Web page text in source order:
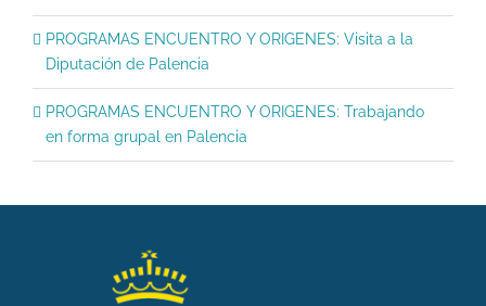
PROGRAMAS ENCUENTRO Y ORIGENES: Visita a la
Diputación de Palencia
PROGRAMAS ENCUENTRO Y ORIGENES: Trabajando
en forma grupal en Palencia